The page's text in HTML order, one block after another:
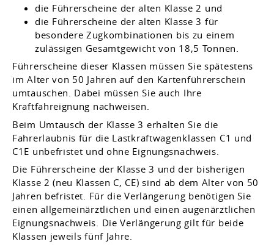
die Führerscheine der alten Klasse 2 und
die Führerscheine der alten Klasse 3 für
besondere Zugkombinationen bis zu einem
zulässigen Gesamtgewicht von 18,5 Tonnen.
Führerscheine dieser Klassen müssen Sie spätestens
im Alter von 50 Jahren auf den Kartenführerschein
umtauschen. Dabei müssen Sie auch Ihre
Kraftfahreignung nachweisen.
Beim Umtausch der Klasse 3 erhalten Sie die
Fahrerlaubnis für die Lastkraftwagenklassen C1 und
C1E unbefristet und ohne Eignungsnachweis.
Die Führerscheine der Klasse 3 und der bisherigen
Klasse 2 (neu Klassen C, CE) sind ab dem Alter von 50
Jahren befristet. Für die Verlängerung benötigen Sie
einen allgemeinärztlichen und einen augenärztlichen
Eignungsnachweis. Die Verlängerung gilt für beide
Klassen jeweils fünf Jahre.